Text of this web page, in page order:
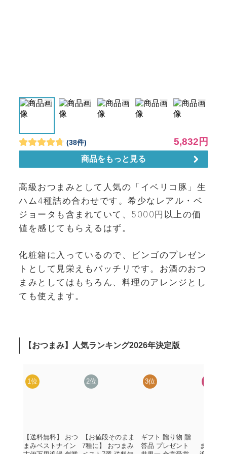
高級おつまみとして人気の「イベリコ豚」生
ハム4種詰め合わせです。希少なレアル・ベ
ジョータも含まれていて、5000円以上の価
値を感じてもらえるはず。
化粧箱に入っているので、ビンゴのプレゼン
トとして見栄えもバッチリです。お酒のおつ
まみとしてはもちろん、料理のアレンジとし
ても使えます。